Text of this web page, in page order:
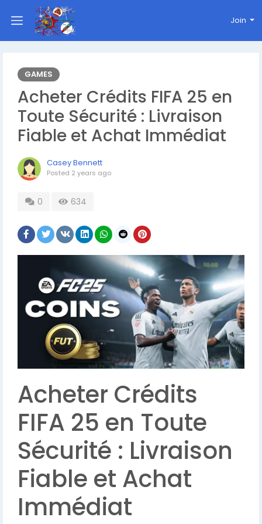
Join
GAMES
Acheter Crédits FIFA 25 en
Toute Sécurité : Livraison
Fiable et Achat Immédiat
Casey Bennett
Posted 2 years ago
0 634
Acheter Crédits
FIFA 25 en Toute
Sécurité : Livraison
Fiable et Achat
Immédiat